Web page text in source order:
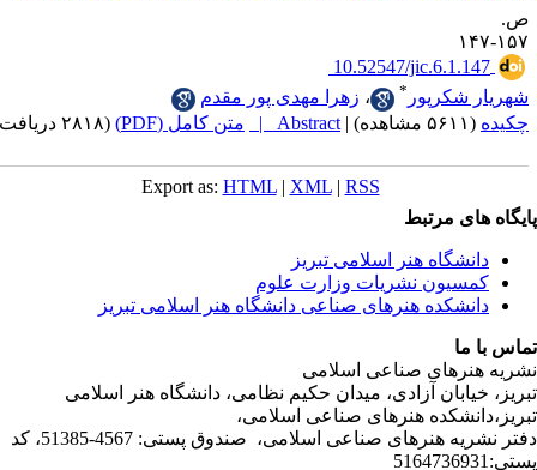
10.52547/
، زهرا مهدی پور مقدم
|
Abstract | متن کامل (PDF) (۲۸۱۸ دریافت)
Export as:HTML|XML
مرتبط
هنر اسلامی تبریز
نشریات وزارت علوم
هنرهای صناعی دانشگاه هنر اسلامی تبریز
صناعی اسلامی
آزادی، میدان حکیم نظامی، دانشگاه هنر اسلامی
هنرهای صناعی اسلامی،
دفتر نشریه هنرهای صناعی اسلامی، صندوق پستی: 4567-51385، کد